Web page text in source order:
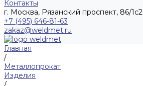
Контакты
г. Москва, Рязанский проспект, 86/1с2
+7 (495) 646-81-63
zakaz@weldmet.ru
Главная
/
Металлопрокат
Изделия